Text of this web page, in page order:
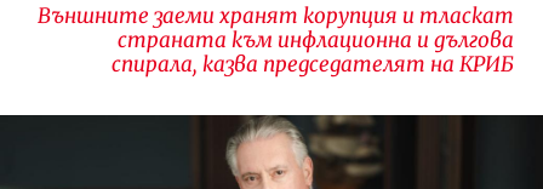
Външните заеми хранят корупция и тласкат
страната към инфлационна и дългова
спирала, казва председателят на КРИБ